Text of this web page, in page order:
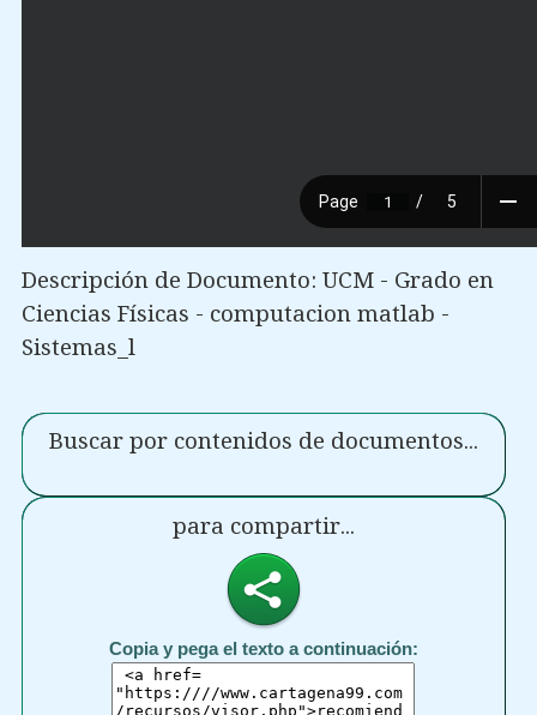
Descripción de Documento: UCM - Grado en
Ciencias Físicas - computacion matlab -
Sistemas_l
Buscar por contenidos de documentos...
para compartir...
Copia y pega el texto a continuación: